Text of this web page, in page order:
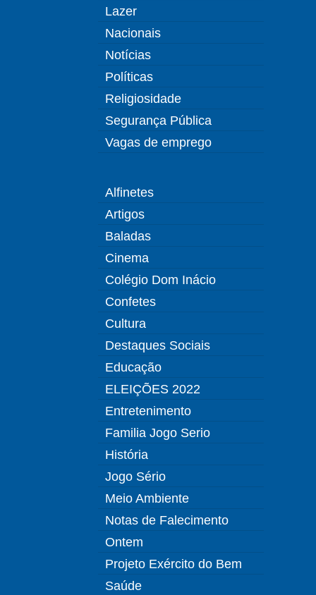
Lazer
Nacionais
Notícias
Políticas
Religiosidade
Segurança Pública
Vagas de emprego
Alfinetes
Artigos
Baladas
Cinema
Colégio Dom Inácio
Confetes
Cultura
Destaques Sociais
Educação
ELEIÇÕES 2022
Entretenimento
Familia Jogo Serio
História
Jogo Sério
Meio Ambiente
Notas de Falecimento
Ontem
Projeto Exército do Bem
Saúde